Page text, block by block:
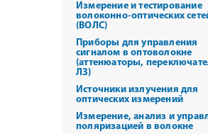
Измерение и тестирование
волоконно-оптических
(ВОЛС)
Приборы для управления
сигналом в оптоволокне
(аттенюаторы,
ЛЗ)
Источники излучения для
оптических измерений
Измерение, анализ и
поляризацией в волокне